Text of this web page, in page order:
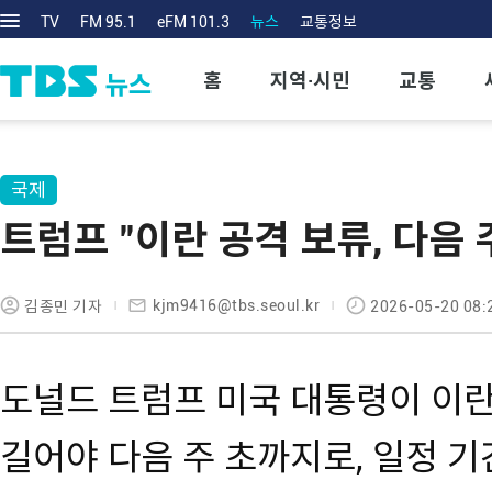
TV FM 95.1 eFM 101.3 뉴스 교통정보
홈 지역·시민 교통
국제
트럼프 "이란 공격 보류, 다음
김종민 기자 kjm9416@tbs.seoul.kr 2026-05-20
도널드 트럼프 미국 대통령이 이
길어야 다음 주 초까지로, 일정